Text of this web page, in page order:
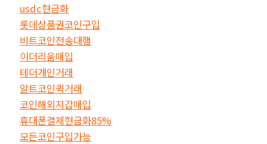
usdc현금화
롯데상품권코인구입
비트코인전송대행
이더리움매입
테더개인거래
알트코인퀵거래
코인해외지갑매입
휴대폰결제현금화85%
모든코인구입가능